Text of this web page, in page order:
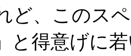
ど、このス
と得意げに